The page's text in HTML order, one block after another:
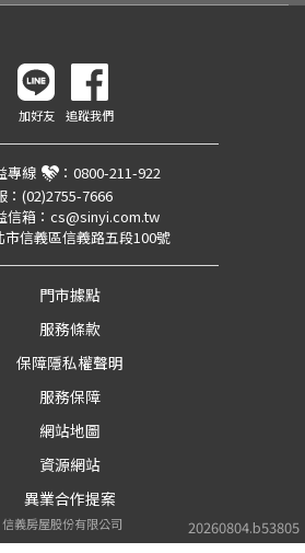
20260804.b53805
加好友 追蹤我們
專線 ： 0800-211-922
(02)2755-7666
箱： cs@sinyi.com.tw
市信義區信義路五段100號
門市據點
服務條款
保障隱私權聲明
服務保障
網站地圖
資源網站
異業合作提案
信義房屋股份有限公司